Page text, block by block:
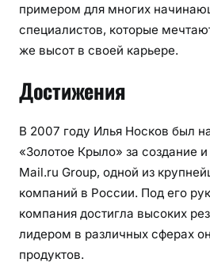
примером для многих
специалистов, которые
же высот в своей карьере.
Достижения
В 2007 году Илья Носков был
«Золотое Крыло» за создание
Mail.ru Group, одной из
компаний в России. Под его
компания достигла высоких
лидером в различных сферах
продуктов.